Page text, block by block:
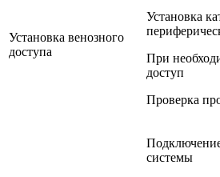
Установка венозного
доступа
Установка
При
доступ
Проверка
системы